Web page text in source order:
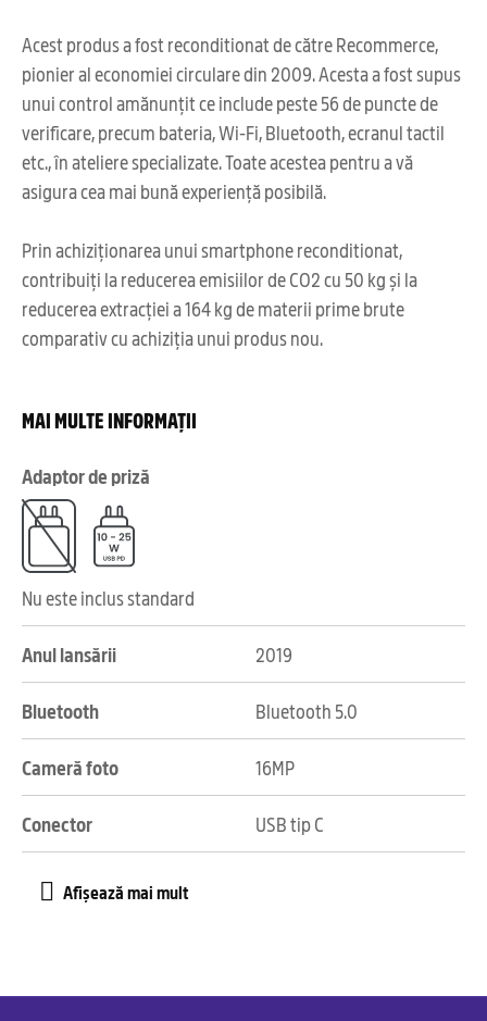
Acest produs a fost reconditionat de către Recommerce,
pionier al economiei circulare din 2009. Acesta a fost supus
unui control amănunțit ce include peste 56 de puncte de
verificare, precum bateria, Wi-Fi, Bluetooth, ecranul tactil
etc., în ateliere specializate. Toate acestea pentru a vă
asigura cea mai bună experiență posibilă.
Prin achiziționarea unui smartphone reconditionat,
contribuiți la reducerea emisiilor de CO2 cu 50 kg și la
reducerea extracției a 164 kg de materii prime brute
comparativ cu achiziția unui produs nou.
MAI MULTE INFORMAȚII
Adaptor de priză
Nu este inclus standard
Anul lansării 2019
Bluetooth Bluetooth 5.0
Cameră foto 16MP
Conector USB tip C